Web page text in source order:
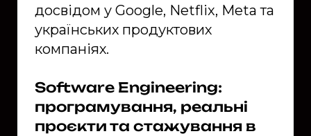
досвідом у Google, Netflix, Meta та
українських продуктових
компаніях.
Software Engineering:
програмування, реальні
проєкти та стажування в